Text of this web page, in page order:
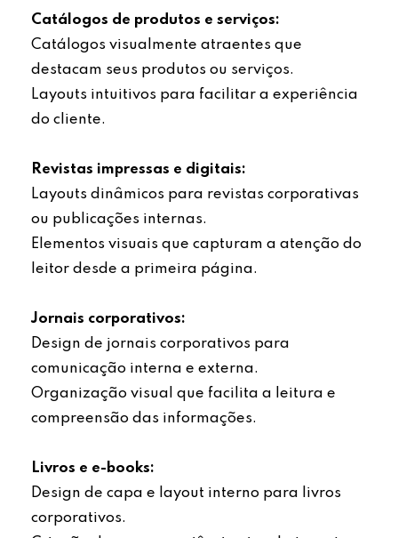
Catálogos de produtos e serviços:
Catálogos visualmente atraentes que
destacam seus produtos ou serviços.
Layouts intuitivos para facilitar a experiência
do cliente.
Revistas impressas e digitais:
Layouts dinâmicos para revistas corporativas
ou publicações internas.
Elementos visuais que capturam a atenção do
leitor desde a primeira página.
Jornais corporativos:
Design de jornais corporativos para
comunicação interna e externa.
Organização visual que facilita a leitura e
compreensão das informações.
Livros e e-books:
Design de capa e layout interno para livros
corporativos.